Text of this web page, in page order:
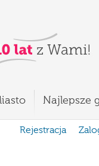
Najlepsze
Rejestracja